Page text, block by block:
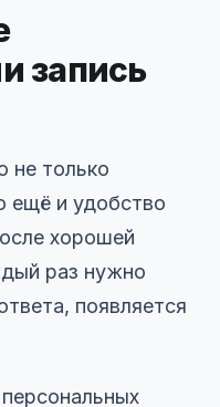
запись
не только
ещё и удобство
хорошей
раз нужно
появляется